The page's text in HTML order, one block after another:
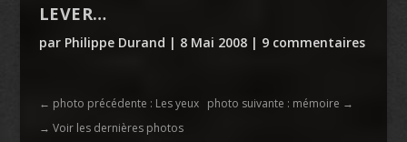
LEVER…
par Philippe Durand | 8 Mai 2008| 9 commentaires
← photo précédente : Les yeux photo suivante : mémoire →
→ Voir les dernières photos